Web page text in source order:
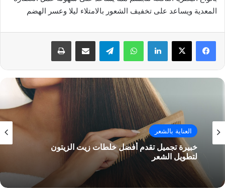
المعدية ويساعد على تخفيف الشعور بالامتلاء ليلا وعسر الهضم
فيسبوك لينكدإن واتساب
العناية بالشعر
خبيرة تجميل تقدم أفضل خلطات زيت الزيتون
لتطويل الشعر